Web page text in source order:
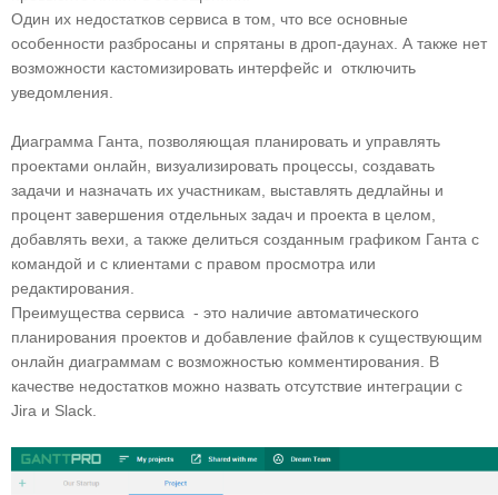
Один их недостатков сервиса в том, что все основные
особенности разбросаны и спрятаны в дроп-даунах. А также нет
возможности кастомизировать интерфейс и отключить
уведомления.
Диаграмма Ганта, позволяющая планировать и управлять
проектами онлайн, визуализировать процессы, создавать
задачи и назначать их участникам, выставлять дедлайны и
процент завершения отдельных задач и проекта в целом,
добавлять вехи, а также делиться созданным графиком Ганта с
командой и с клиентами с правом просмотра или
редактирования.
Преимущества сервиса - это наличие автоматического
планирования проектов и добавление файлов к существующим
онлайн диаграммам с возможностью комментирования. В
качестве недостатков можно назвать отсутствие интеграции с
Jira и Slack.